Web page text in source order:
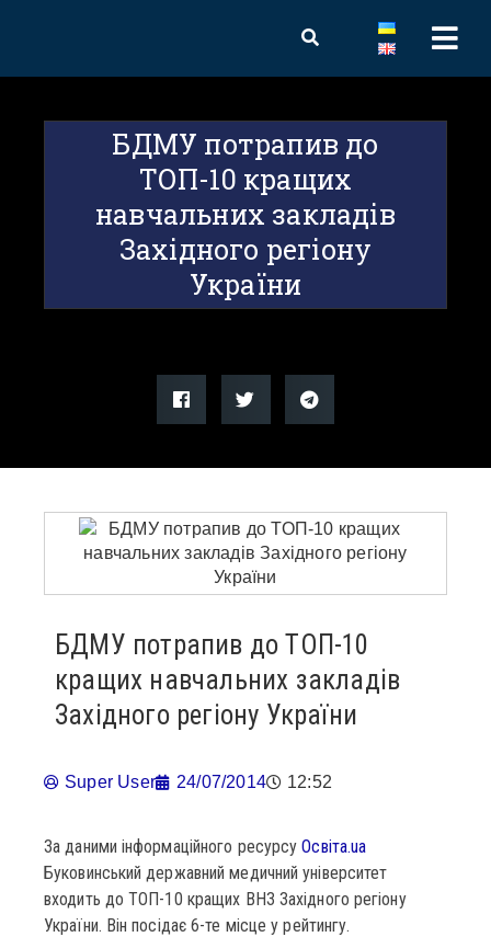
БДМУ потрапив до
ТОП-10 кращих
навчальних закладів
Західного регіону
України
БДМУ потрапив до ТОП-10
кращих навчальних закладів
Західного регіону України
Super User 24/07/2014 12:52
За даними інформаційного ресурсуОсвіта.ua
Буковинський державний медичний університет
входить до ТОП-10 кращих ВНЗ Західного регіону
України. Він посідає 6-те місце у рейтингу.